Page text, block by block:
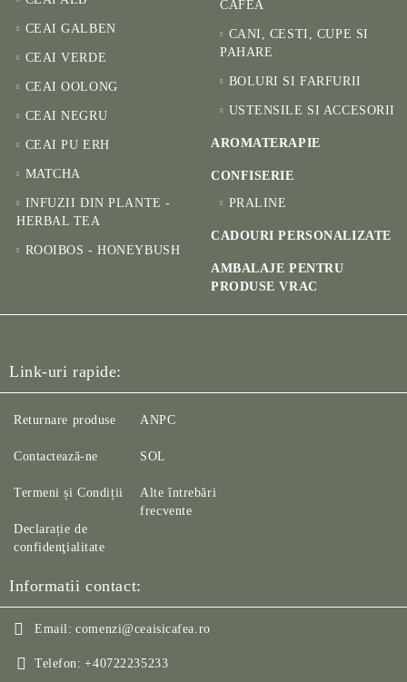
CEAI GALBEN
CEAI VERDE
CEAI OOLONG
CEAI NEGRU
CEAI PU ERH
MATCHA
INFUZII DIN PLANTE -
HERBAL TEA
ROOIBOS - HONEYBUSH
CAFEA
CANI, CESTI, CUPE SI
PAHARE
BOLURI SI FARFURII
USTENSILE SI ACCESORII
AROMATERAPIE
CONFISERIE
PRALINE
CADOURI PERSONALIZATE
AMBALAJE PENTRU
PRODUSE VRAC
Link-uri rapide:
Returnare produse
Contactează-ne
Termeni și Condiții
Declarație de
confidenţialitate
ANPC
SOL
Alte întrebări
frecvente
Informatii contact:
Email: comenzi@ceaisicafea.ro
Telefon: +40722235233